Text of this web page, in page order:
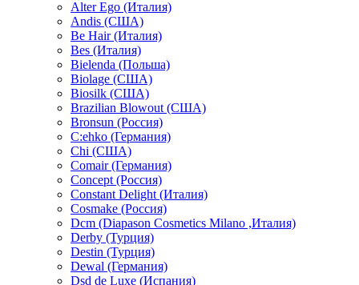
Alter Ego (Италия)
Andis (США)
Be Hair (Италия)
Bes (Италия)
Bielenda (Польша)
Biolage (США)
Biosilk (США)
Brazilian Blowout (США)
Bronsun (Россия)
C:ehko (Германия)
Chi (США)
Comair (Германия)
Concept (Россия)
Constant Delight (Италия)
Cosmake (Россия)
Dcm (Diapason Cosmetics Milano ,Италия)
Derby (Турция)
Destin (Турция)
Dewal (Германия)
Dsd de Luxe (Испания)